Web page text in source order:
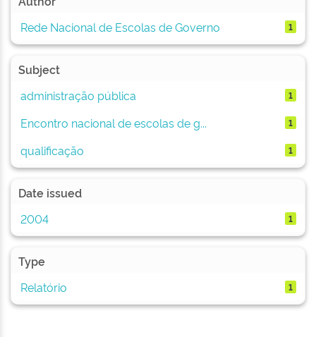
Rede Nacional de Escolas de Governo
1
Subject
administração pública
1
Encontro nacional de escolas de g... 1
qualificação 1
Date issued
2004
1
Type
Relatório
1